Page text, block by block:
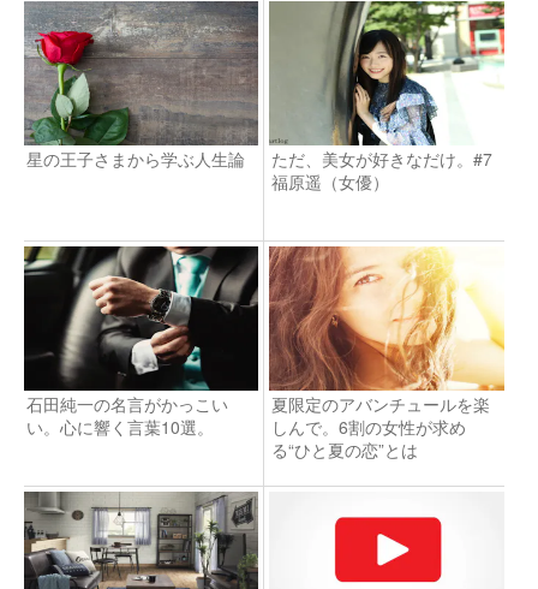
ど・・・
星の王子さまから学ぶ人生論
ただ、美女が好きなだけ。#7
福原遥（女優）
石田純一の名言がかっこい
い。心に響く言葉10選。
夏限定のアバンチュールを楽
しんで。6割の女性が求め
る“ひと夏の恋”とは